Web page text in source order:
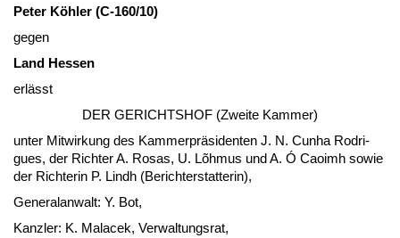
Pe­ter Köhler (C‑160/10)
ge­gen
Land Hes­sen
erlässt
DER GERICH­TSHOF (Zwei­te Kam­mer)
un­ter Mit­wir­kung des Kam­mer­präsi­den­ten J. N. Cun­ha Ro­d­ri­
gues, der Rich­ter A. Ro­sas, U. Lõhmus und A. Ó Cao­imh so­wie
der Rich­te­rin P. Lindh (Be­richt­er­stat­te­rin),
Ge­ne­ral­an­walt: Y. Bot,
Kanz­ler: K. Ma­lacek, Ver­wal­tungs­rat,